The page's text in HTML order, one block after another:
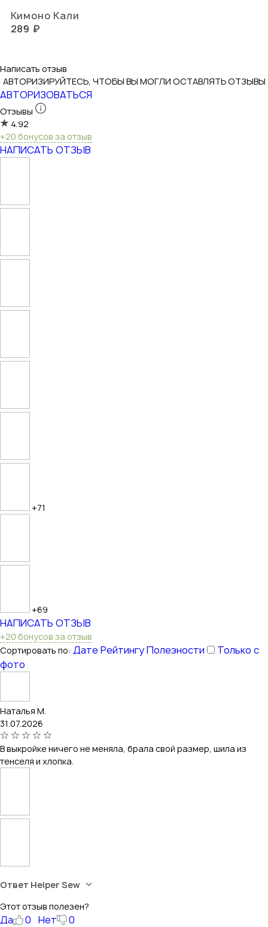
Кимоно Кали
289 ₽
Написать отзыв
АВТОРИЗИРУЙТЕСЬ, ЧТОБЫ ВЫ МОГЛИ ОСТАВЛЯТЬ ОТЗЫВЫ
АВТОРИЗОВАТЬСЯ
Отзывы
4.92
+20 бонусов за отзыв
НАПИСАТЬ ОТЗЫВ
+71
+69
НАПИСАТЬ ОТЗЫВ
+20 бонусов за отзыв
Сортировать по: ДатеРейтингуПолезности
Только с
фото
Наталья М.
31.07.2026
В выкройке ничего не меняла, брала свой размер, шила из
тенселя и хлопка.
Ответ Helper Sew
Этот отзыв полезен?
Да 0 Нет 0